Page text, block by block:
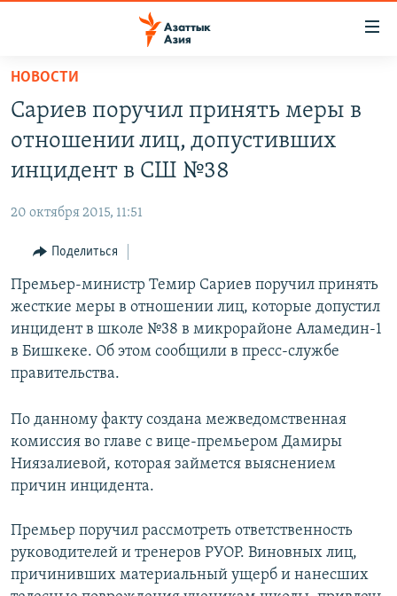
Вернуться
основному
содержанию
главной
навигации
Вернутся
поиску
КАЗАХСТАН
ТАДЖИКИСТАН
НОВОСТИ
ВОЙНА В УКРАИНЕ
ҚАЗАҚША
КЫРГЫЗЧА
ЎЗБЕКЧА
TÜRKMENÇE
Все сайты РСЕ/РС
НОВОСТИ
Сариев поручил принять меры в
отношении лиц, допустивших
инцидент в СШ №38
20 октября 2015, 11:51
Поделиться
Премьер-министр Темир Сариев поручил принять
жесткие меры в отношении лиц, которые допустил
инцидент в школе №38 в микрорайоне Аламедин-1
в Бишкеке. Об этом сообщили в пресс-службе
правительства.
По данному факту создана межведомственная
комиссия во главе с вице-премьером Дамиры
Ниязалиевой, которая займется выяснением
причин инцидента.
Премьер поручил рассмотреть ответственность
руководителей и тренеров РУОР. Виновных лиц,
причинивших материальный ущерб и нанесших